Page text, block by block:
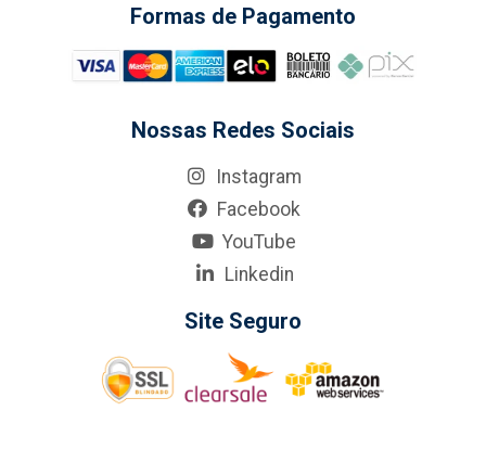
Formas de Pagamento
Nossas Redes Sociais
Instagram
Facebook
YouTube
Linkedin
Site Seguro